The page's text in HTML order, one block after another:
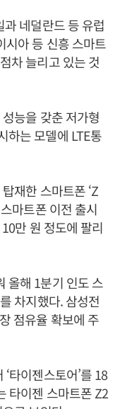
네덜란드 등 유럽
시아 등 신흥 스마트
차 늘리고 있는 것
능을 갖춘 저가형
하는 모델에 LTE통
재한 스마트폰 ‘Z
마트폰 이전 출시
만 원 정도에 팔리
올해 1분기 인도 스
차지했다. 삼성전
점유율 확보에 주
타이젠스토어’를 18
타이젠 스마트폰 Z2